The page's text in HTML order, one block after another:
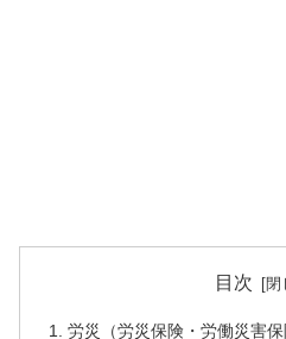
目次
労災（労災保険・労働災害